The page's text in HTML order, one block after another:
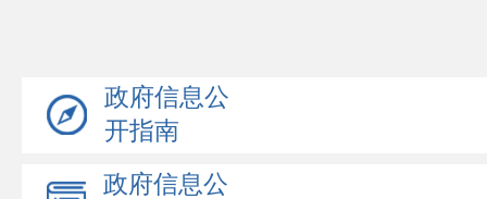
政府信息公
开指南
政府信息公